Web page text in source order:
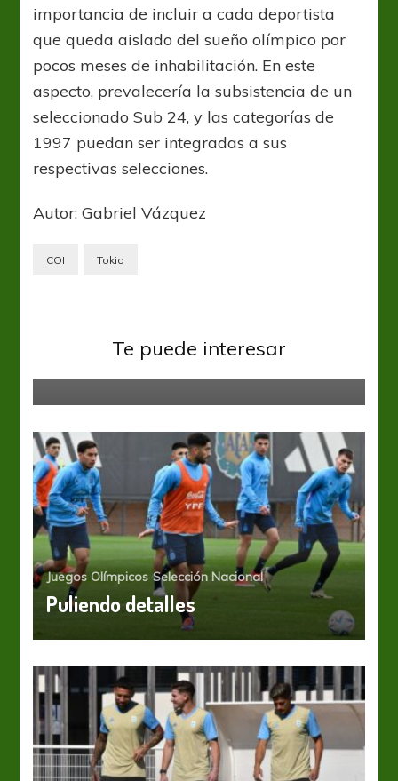
importancia de incluir a cada deportista
que queda aislado del sueño olímpico por
pocos meses de inhabilitación. En este
aspecto, prevalecería la subsistencia de un
seleccionado Sub 24, y las categorías de
1997 puedan ser integradas a sus
respectivas selecciones.
Autor: Gabriel Vázquez
COI Tokio
Te puede interesar
Preolímpico 2020: La Roja y los
Juegos Olímpicos Selección Nacional
Puliendo detalles